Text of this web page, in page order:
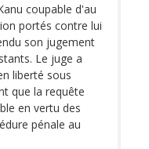
coupable d'au
portés contre lui
son jugement
Le juge a
liberté sous
que la requête
en vertu des
pénale au